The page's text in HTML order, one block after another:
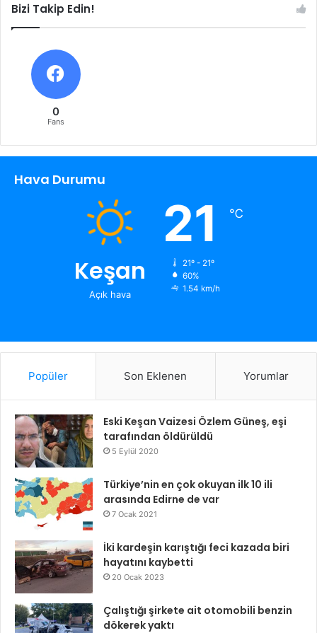
Bizi Takip Edin!
0
Fans
Hava Durumu
Keşan
Açık hava
21 ℃
21º - 21º
60%
1.54 km/h
Popüler Son Eklenen Yorumlar
Eski Keşan Vaizesi Özlem Güneş, eşi
tarafından öldürüldü
5 Eylül 2020
Türkiye’nin en çok okuyan ilk 10 ili
arasında Edirne de var
7 Ocak 2021
İki kardeşin karıştığı feci kazada biri
hayatını kaybetti
20 Ocak 2023
Çalıştığı şirkete ait otomobili benzin
dökerek yaktı